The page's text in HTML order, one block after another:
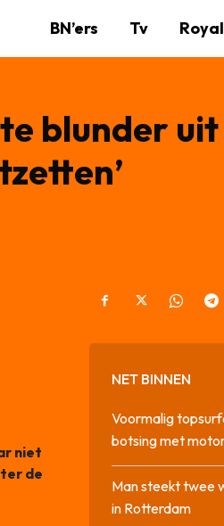
BN’ers Tv
blunder
niet
de
NET BINNEN
Voormalig
botsing met
Man steekt twee
in Rotterdam